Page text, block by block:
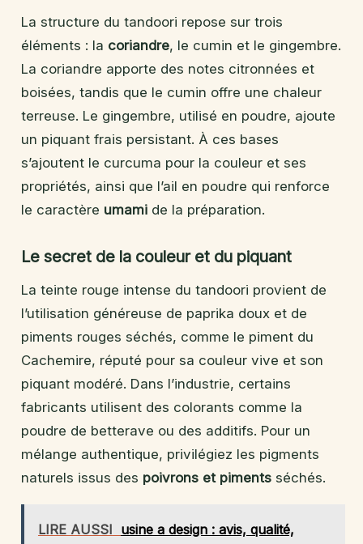
La structure du tandoori repose sur trois
éléments : la coriandre, le cumin et le gingembre.
La coriandre apporte des notes citronnées et
boisées, tandis que le cumin offre une chaleur
terreuse. Le gingembre, utilisé en poudre, ajoute
un piquant frais persistant. À ces bases
s’ajoutent le curcuma pour la couleur et ses
propriétés, ainsi que l’ail en poudre qui renforce
le caractère umami de la préparation.
Le secret de la couleur et du piquant
La teinte rouge intense du tandoori provient de
l’utilisation généreuse de paprika doux et de
piments rouges séchés, comme le piment du
Cachemire, réputé pour sa couleur vive et son
piquant modéré. Dans l’industrie, certains
fabricants utilisent des colorants comme la
poudre de betterave ou des additifs. Pour un
mélange authentique, privilégiez les pigments
naturels issus des poivrons et piments séchés.
LIRE AUSSI usine a design : avis, qualité,